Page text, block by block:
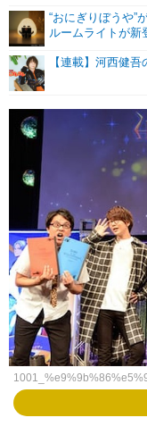
“おにぎりぼうや”
ルームライトが新
【連載】河西健吾